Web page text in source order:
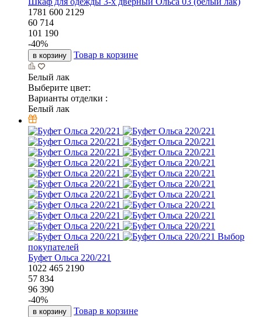
1781 600 2129
60 714
101 190
-40%
в корзину Товар в корзине
Белый лак
Выберите цвет:
Варианты отделки :
Белый лак
Выбор
покупателей
Буфет Ольса 220/221
1022 465 2190
57 834
96 390
-40%
в корзину Товар в корзине